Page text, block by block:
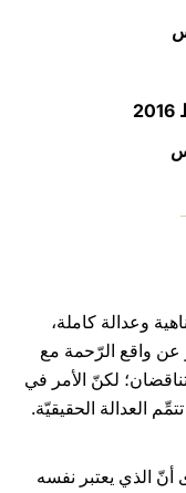
وعدالة كاملة،
عن واقع الرّحمة مع
لكنّ الأمر في
العدالة الحقيقيّة.
أنّ الذي يعتبر نفسه